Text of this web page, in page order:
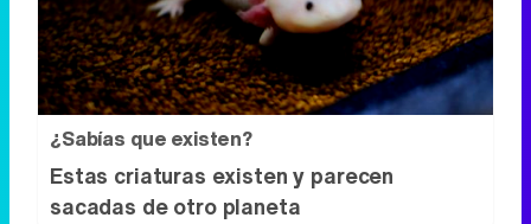
¿Sabías que existen?
Estas criaturas existen y parecen
sacadas de otro planeta